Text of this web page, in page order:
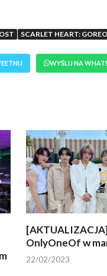
OST SCARLET HEART: GOREO
WYŚLIJ NA
OnlyOneOf w
22/02/2023